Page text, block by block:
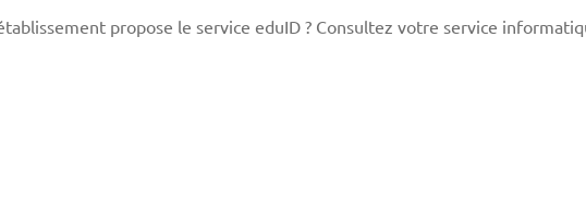
propose le service eduID ? Consultez votre service